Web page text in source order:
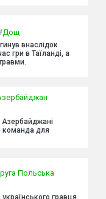
Дощ
внаслідок
гри в Таїланді, а
Азербайджані
команда для
Польська
гравця